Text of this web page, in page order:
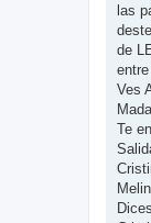
las
de
Ves
Te